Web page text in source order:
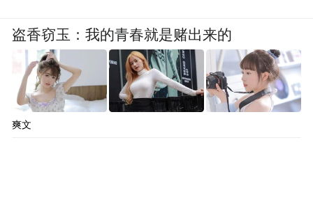
盗香窃玉：我的青春就是赌出来的
爽文